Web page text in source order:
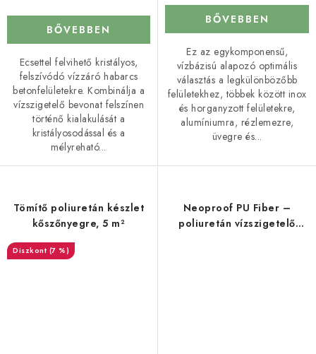
BŐVEBBEN
Ecsettel felvihető kristályos,
felszívódó vízzáró habarcs
betonfelületekre. Kombinálja a
vízszigetelő bevonat felszínen
történő kialakulását a
kristályosodással és a
mélyreható...
BŐVEBBEN
Ez az egykomponensű,
vízbázisú alapozó optimális
választás a legkülönbözőbb
felületekhez, többek között inox
és horganyzott felületekre,
alumíniumra, rézlemezre,
üvegre és...
Tömítő poliuretán készlet
kőszőnyegre, 5 m²
(7 %)
Neoproof PU Fiber –
poliuretán vízszigetelő